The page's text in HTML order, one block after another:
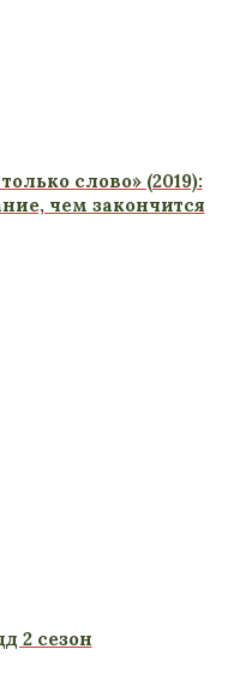
слово» (2019):
чем закончится
2 сезон